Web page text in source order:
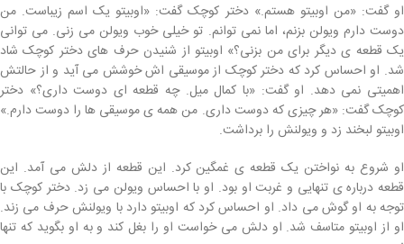
او گفت: «من اوبیتو هستم.» دختر کوچک گفت: «اوبیتو یک اسم زیباست. من
دوست دارم ویولن بزنم، اما نمی توانم. تو خیلی خوب ویولن می زنی. می توانی
یک قطعه ی دیگر برای من بزنی؟» اوبیتو از شنیدن حرف های دختر کوچک شاد
شد. او احساس کرد که دختر کوچک از موسیقی اش خوشش می آید و از حالتش
اهمیتی نمی دهد. او گفت: «با کمال میل. چه قطعه ای دوست داری؟» دختر
کوچک گفت: «هر چیزی که دوست داری. من همه ی موسیقی ها را دوست دارم.»
اوبیتو لبخند زد و ویولنش را برداشت.
او شروع به نواختن یک قطعه ی غمگین کرد. این قطعه از دلش می آمد. این
قطعه درباره ی تنهایی و غربت او بود. او با احساس ویولن می زد. دختر کوچک با
توجه به او گوش می داد. او احساس کرد که اوبیتو دارد با ویولنش حرف می زند.
او از اوبیتو متاسف شد. او دلش می خواست او را بغل کند و به او بگوید که تنها